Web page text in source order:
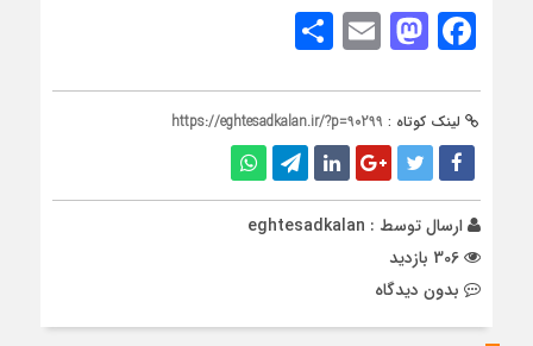
Facebook
Mastodon
Email
لینک کوتاه : https://eghtesadkalan.ir/?p=90299
ارسال توسط : eghtesadkalan
بدون دیدگاه